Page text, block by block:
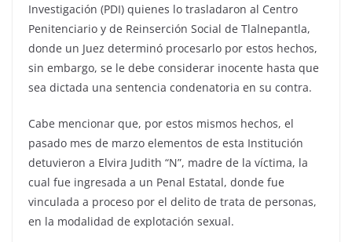
Investigación (PDI) quienes lo trasladaron al Centro
Penitenciario y de Reinserción Social de Tlalnepantla,
donde un Juez determinó procesarlo por estos hechos,
sin embargo, se le debe considerar inocente hasta que
sea dictada una sentencia condenatoria en su contra.
Cabe mencionar que, por estos mismos hechos, el
pasado mes de marzo elementos de esta Institución
detuvieron a Elvira Judith “N”, madre de la víctima, la
cual fue ingresada a un Penal Estatal, donde fue
vinculada a proceso por el delito de trata de personas,
en la modalidad de explotación sexual.